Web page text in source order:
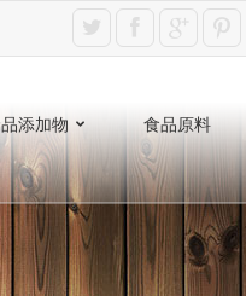
添加物 食品原料